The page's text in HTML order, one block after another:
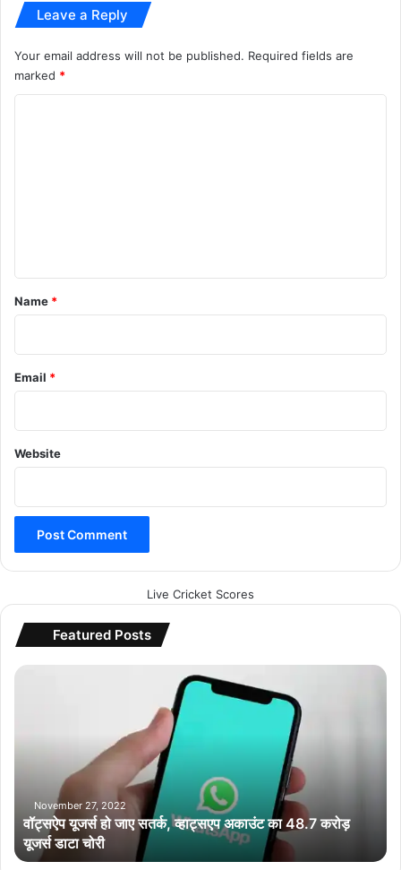
Leave a Reply
Your email address will not be published. Required fields are
marked *
*
Name *
Email *
Website
Live Cricket Scores
Featured Posts
वॉ
जा
स
November 27, 2022
वॉट्सऐप यूजर्स हो जाए सतर्क, व्हाट्सएप अकाउंट का 48.7 करोड़
यूजर्स डाटा चोरी